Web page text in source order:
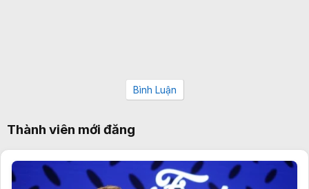
Bình Luận
Thành viên mới đăng